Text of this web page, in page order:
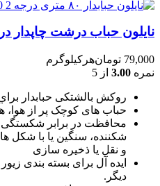
نایلون حباب درشت چاپدار
79,000 تومانهرکیلوگرم
نمره 3.00 از 5
روکش بالشتکی حبابدار
حباب های کوچک پر از هوا، هر کدام 3 / 16 اينچ
محافظت در برابر شکستگی،
شکننده، سنگين يا با شکل
و نقل يا ذخيره سازی
ایده آل برای بسته بندی
دیگر.